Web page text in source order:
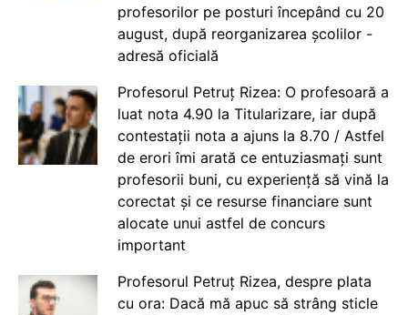
profesorilor pe posturi începând cu 20
august, după reorganizarea școlilor -
adresă oficială
Profesorul Petruț Rizea: O profesoară a
luat nota 4.90 la Titularizare, iar după
contestații nota a ajuns la 8.70 / Astfel
de erori îmi arată ce entuziasmați sunt
profesorii buni, cu experiență să vină la
corectat și ce resurse financiare sunt
alocate unui astfel de concurs
important
Profesorul Petruț Rizea, despre plata
cu ora: Dacă mă apuc să strâng sticle